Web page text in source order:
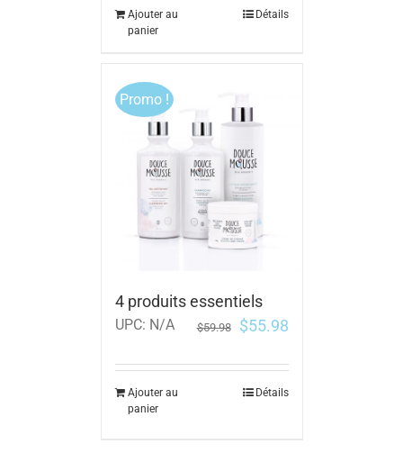
Ajouter au
panier
Détails
Promo !
4 produits essentiels
UPC: N/A $59.98 $55.98
Ajouter au
panier
Détails